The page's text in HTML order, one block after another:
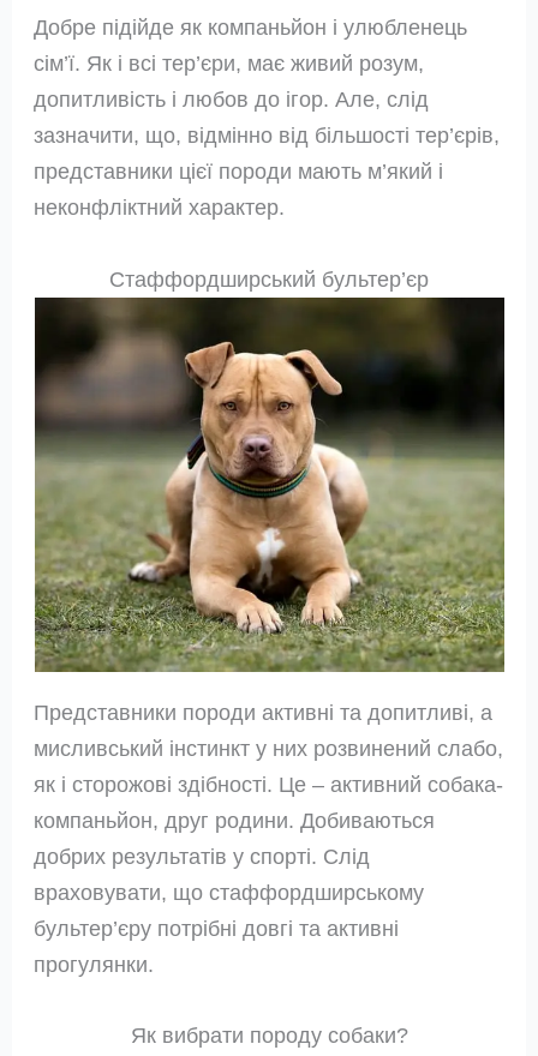
Добре підійде як компаньйон і улюбленець
сім’ї. Як і всі тер’єри, має живий розум,
допитливість і любов до ігор. Але, слід
зазначити, що, відмінно від більшості тер’єрів,
представники цієї породи мають м’який і
неконфліктний характер.
Стаффордширський бультер’єр
Представники породи активні та допитливі, а
мисливський інстинкт у них розвинений слабо,
як і сторожові здібності. Це – активний собака-
компаньйон, друг родини. Добиваються
добрих результатів у спорті. Слід
враховувати, що стаффордширському
бультер’єру потрібні довгі та активні
прогулянки.
Як вибрати породу собаки?